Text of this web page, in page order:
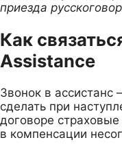
приезда
Как
Assistance
Звонок в
сделать при
договоре страховые
в компенсации